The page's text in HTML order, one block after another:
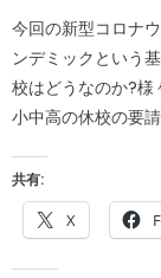
今回の新型コロナ
ンデミックという
校はどうなのか?様
小中高の休校の要
共有:
X